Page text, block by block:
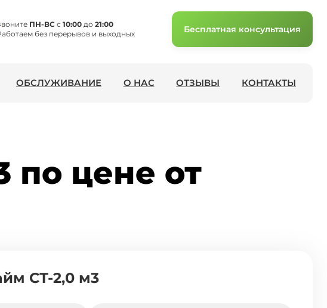
ПН-ВСс 10:00до 21:00
без перерывов и выходных
Бесплатная консультация
ОБСЛУЖИВАНИЕ О НАС ОТЗЫВЫ КОНТАКТЫ
по цене от
СТ-2,0 м3